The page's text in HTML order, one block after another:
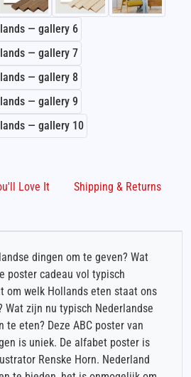
Love It Shipping & Returns
dingen om te geven? Wat
poster cadeau vol typisch
om welk Hollands eten staat ons
Wat zijn nu typisch Nederlandse
te eten? Deze ABC poster van
is uniek. De alfabet poster is
Renske Horn. Nederland